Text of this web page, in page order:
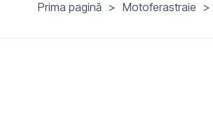
Prima pagină > Motoferastraie >